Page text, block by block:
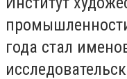
года стал